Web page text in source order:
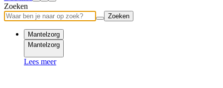
Zoeken
Zoeken
Mantelzorg
Mantelzorg
Lees meer